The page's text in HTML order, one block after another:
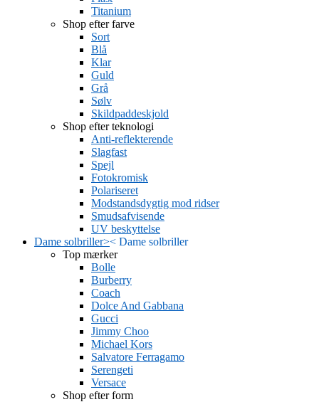
Titanium
Shop efter farve
Sort
Blå
Klar
Guld
Grå
Sølv
Skildpaddeskjold
Shop efter teknologi
Anti-reflekterende
Slagfast
Spejl
Fotokromisk
Polariseret
Modstandsdygtig mod ridser
Smudsafvisende
UV beskyttelse
Dame solbriller>< Dame solbriller
Top mærker
Bolle
Burberry
Coach
Dolce And Gabbana
Gucci
Jimmy Choo
Michael Kors
Salvatore Ferragamo
Serengeti
Versace
Shop efter form